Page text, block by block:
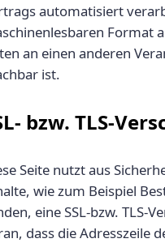
automatisiert
Format
an einen anderen
ist.
bzw. TLS-
Seite nutzt aus
wie zum Beispiel
eine SSL-bzw. TLS-
dass die Adresszeile